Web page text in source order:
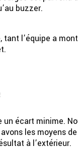
buzzer.
tant l’équipe a
un écart minime.
les moyens
à l’extérieur.